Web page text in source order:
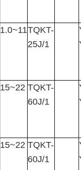
1.0~11TQKT-
25J/1
15~22 TQKT-
60J/1
15~22 TQKT-
60J/1